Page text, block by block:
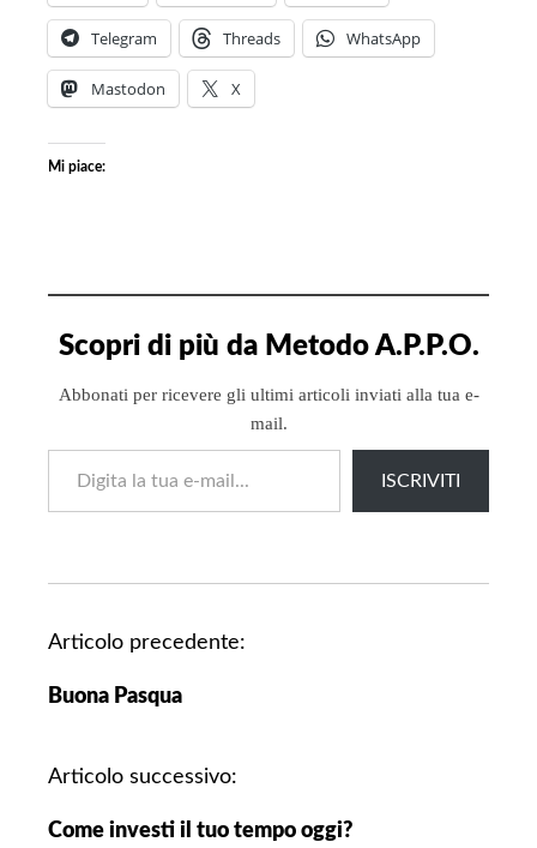
Telegram Threads WhatsApp
Mastodon X
Mi piace:
Scopri di più da Metodo A.P.P.O.
Abbonati per ricevere gli ultimi articoli inviati alla tua e-
mail.
Digita la tua e-mail...
ISCRIVITI
N
v
g
z
Articolo precedente:
Buona Pasqua
Articolo successivo:
Come investi il tuo tempo oggi?